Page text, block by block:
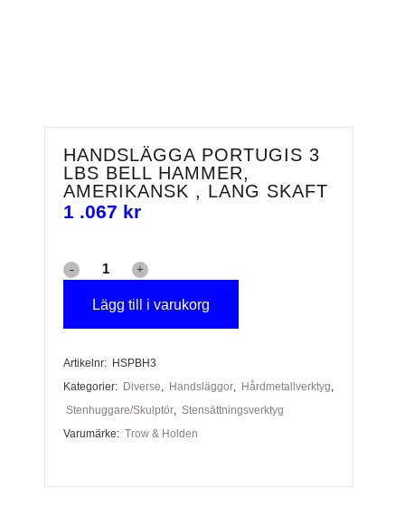
HANDSLÄGGA PORTUGIS 3
LBS BELL HAMMER,
AMERIKANSK , LANG SKAFT
1 .067 kr
Handslägga
Portugis
Lbs
Hammer,
Lägg till i varukorg
Artikelnr: HSPBH3
Kategorier: Diverse, Handsläggor, Hårdmetallverktyg,
Stenhuggare/Skulptör, Stensättningsverktyg
Varumärke: Trow & Holden